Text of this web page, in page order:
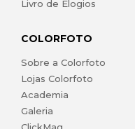
Livro de Elogios
COLORFOTO
Sobre a Colorfoto
Lojas Colorfoto
Academia
Galeria